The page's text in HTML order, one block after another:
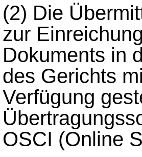
(2) Die
zur
Dokuments in
des Gerichts
Verfügung
OSCI (Online